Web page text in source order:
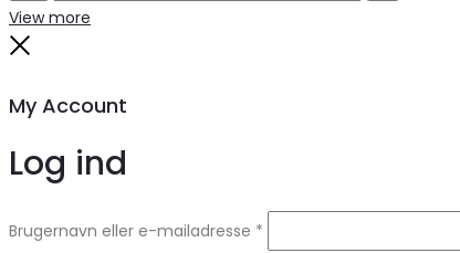
Search
View more
My Account
Log ind
Brugernavn eller e-mailadresse *